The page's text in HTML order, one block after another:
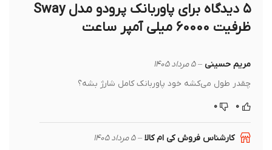
پاوربانک پرودو مدل Sway
ظرفیت 60000 میلی آمپر ساعت
مریم حسینی– ۵ مرداد ۱۴۰۵
چقدر طول می‌کشه خود پاوربانک کامل شارژ بشه؟
کارشناس فروش کی ام کالا– ۵ مرداد ۱۴۰۵